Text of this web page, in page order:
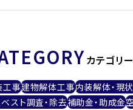
カテゴリー
工事建物解体工事内装解体・現
スト調査・除去補助金・助成金